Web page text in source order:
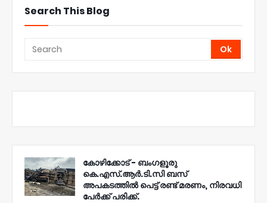
Search This Blog
കോഴിക്കോട് - ബംഗളൂരു
കെ.എസ്.ആർ.ടി.സി ബസ്
അപകടത്തിൽ പെട്ട് രണ്ട് മരണം, നിരവധി
പേർക്ക് പരിക്ക്.